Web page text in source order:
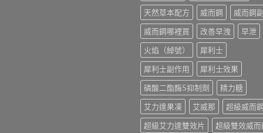
天然草本配方
威而鋼
威而鋼
威而鋼哪裡買
改善早洩
早泄
火焰（綽號）
犀利士
犀利士副作用
犀利士效果
磷酸二酯酶5抑制劑
精力糖
艾力達果凍
艾威那
超級威而鋼
超級艾力達雙效片
超級雙效威而